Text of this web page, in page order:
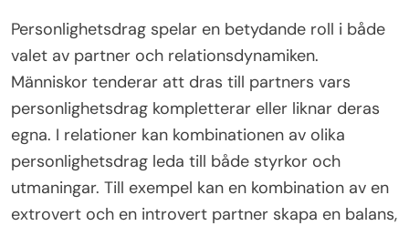
Personlighetsdrag spelar en betydande roll i både
valet av partner och relationsdynamiken.
Människor tenderar att dras till partners vars
personlighetsdrag kompletterar eller liknar deras
egna. I relationer kan kombinationen av olika
personlighetsdrag leda till både styrkor och
utmaningar. Till exempel kan en kombination av en
extrovert och en introvert partner skapa en balans,